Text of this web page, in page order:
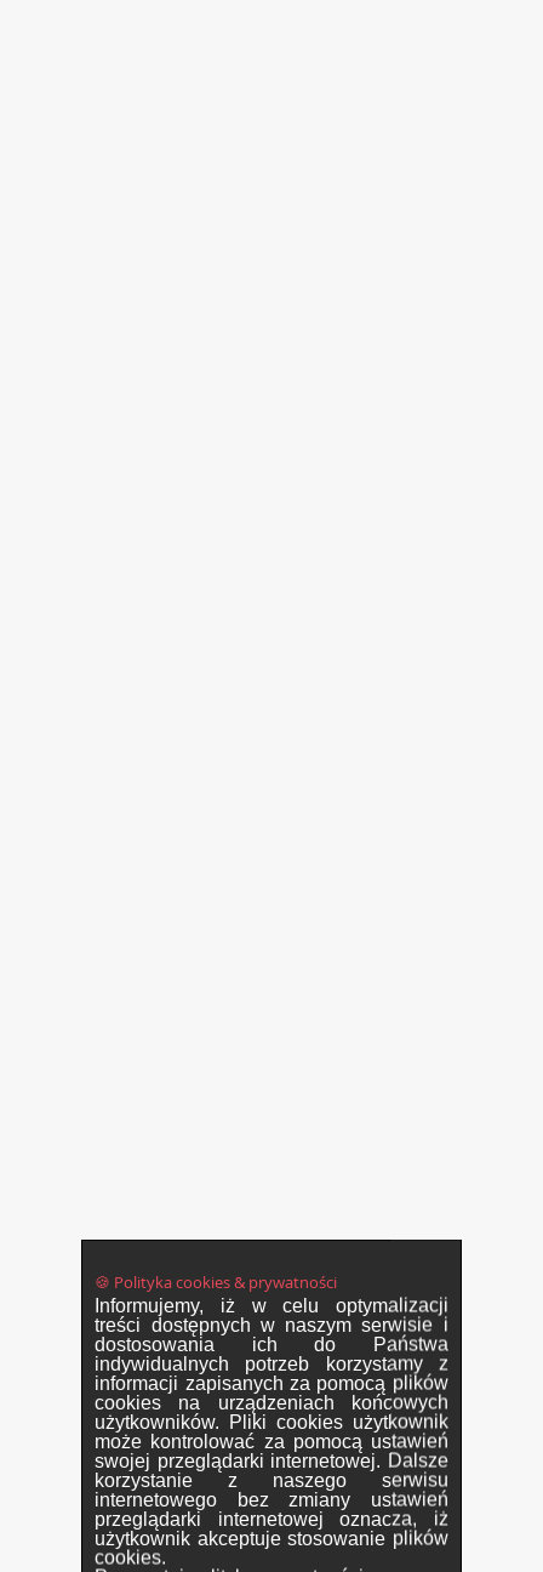
🍪 Polityka cookies & prywatności
Informujemy, iż w celu optymalizacji
treści dostępnych w naszym serwisie i
dostosowania ich do Państwa
indywidualnych potrzeb korzystamy z
informacji zapisanych za pomocą plików
cookies na urządzeniach końcowych
użytkowników. Pliki cookies użytkownik
może kontrolować za pomocą ustawień
swojej przeglądarki internetowej. Dalsze
korzystanie z naszego serwisu
internetowego bez zmiany ustawień
przeglądarki internetowej oznacza, iż
użytkownik akceptuje stosowanie plików
cookies.